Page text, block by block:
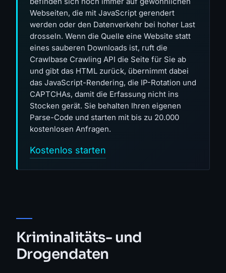
Webseiten, die mit JavaScript gerendert
werden oder den Datenverkehr bei hoher Last
drosseln. Wenn die Quelle eine Website statt
eines sauberen Downloads ist, ruft die
Crawlbase Crawling API die Seite für Sie ab
und gibt das HTML zurück, übernimmt dabei
das JavaScript-Rendering, die IP-Rotation und
CAPTCHAs, damit die Erfassung nicht ins
Stocken gerät. Sie behalten Ihren eigenen
Parse-Code und starten mit bis zu 20.000
kostenlosen Anfragen.
Kostenlos starten
Kriminalitäts- und
Drogendaten